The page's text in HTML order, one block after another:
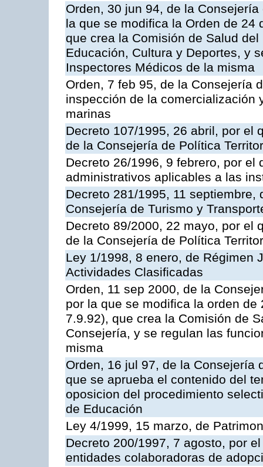
Orden, 30 jun 94, de la
la que se modifica la Orden de 24
que crea la Comisión de Salud
Educación, Cultura y Deportes, y
Inspectores Médicos de la misma
Orden, 7 feb 95, de la Consejería
inspección de la comercialización
marinas
Decreto 107/1995, 26 abril, por el
de la Consejería de Política
Decreto 26/1996, 9 febrero, por
administrativos aplicables a las
Decreto 281/1995, 11
Consejería de Turismo y
Decreto 89/2000, 22 mayo, por el
de la Consejería de Política
Ley 1/1998, 8 enero, de Régimen
Actividades Clasificadas
Orden, 11 sep 2000, de la
por la que se modifica la orden
7.9.92), que crea la Comisión de
Consejería, y se regulan las
misma
Orden, 16 jul 97, de la Consejería
que se aprueba el contenido del
oposicion del procedimiento
de Educación
Ley 4/1999, 15 marzo, de
Decreto 200/1997, 7 agosto, por
entidades colaboradoras de